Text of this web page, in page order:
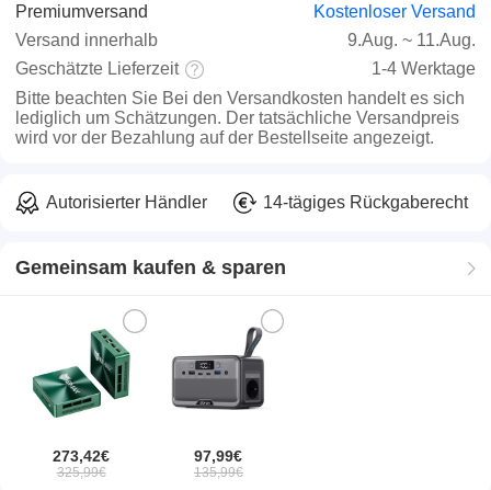
Premiumversand
Kostenloser Versand
Versand innerhalb
9.Aug. ~ 11.Aug.
Geschätzte Lieferzeit
1-4 Werktage
Bitte beachten Sie Bei den Versandkosten handelt es sich
lediglich um Schätzungen. Der tatsächliche Versandpreis
wird vor der Bezahlung auf der Bestellseite angezeigt.
Autorisierter Händler 14-tägiges Rückgaberecht
Gemeinsam kaufen & sparen
273,42€
325,99€
97,99€
135,99€